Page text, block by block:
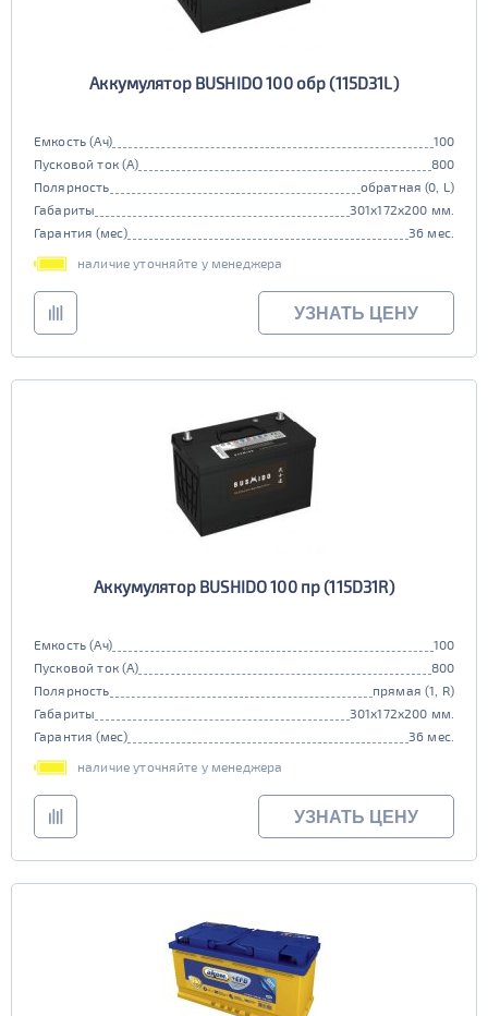
Аккумулятор BUSHIDO 100 обр (115D31L)
Емкость (Ач)
100
Пусковой ток (А)
800
Полярность
обратная (0, L)
Габариты
301x172x200 мм.
Гарантия (мес)
36 мес.
наличие уточняйте у менеджера
УЗНАТЬ ЦЕНУ
Аккумулятор BUSHIDO 100 пр (115D31R)
Емкость (Ач)
100
Пусковой ток (А)
800
Полярность
прямая (1, R)
Габариты
301x172x200 мм.
Гарантия (мес)
36 мес.
наличие уточняйте у менеджера
УЗНАТЬ ЦЕНУ